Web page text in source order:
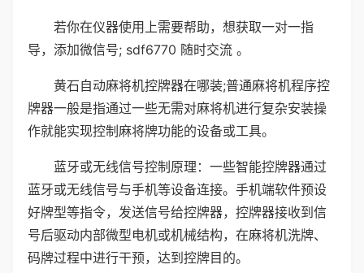
若你在仪器使用上需要帮助，想获取一对一指
导，添加微信号; sdf6770 随时交流 。
黄石自动麻将机控牌器在哪装;普通麻将机程序控
牌器一般是指通过一些无需对麻将机进行复杂安装操
作就能实现控制麻将牌功能的设备或工具。
蓝牙或无线信号控制原理：一些智能控牌器通过
蓝牙或无线信号与手机等设备连接。手机端软件预设
好牌型等指令，发送信号给控牌器，控牌器接收到信
号后驱动内部微型电机或机械结构，在麻将机洗牌、
码牌过程中进行干预，达到控牌目的。